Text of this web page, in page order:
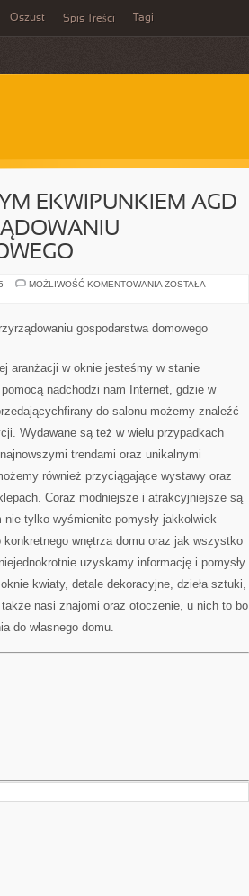
Oszust Spis Treści Tagi
EKWIPUNKIEM AGD
MOŻLIWOŚĆ KOMENTOWANIA POZA
NA
DOMOWEGO
ZOSTAŁA
gospodarstwa domowego
aranżacji w oknie jesteśmy w stanie
nadchodzi nam Internet, gdzie w
do salonu możemy znaleźć
Wydawane są też w wielu przypadkach
trendami oraz unikalnymi
również przyciągające wystawy oraz
Coraz modniejsze i atrakcyjniejsze są
tylko wyśmienite pomysły jakkolwiek
wnętrza domu oraz jak wszystko
uzyskamy informację i pomysły
kwiaty, detale dekoracyjne, dzieła sztuki,
nasi znajomi oraz otoczenie, u nich to bo
do własnego domu.